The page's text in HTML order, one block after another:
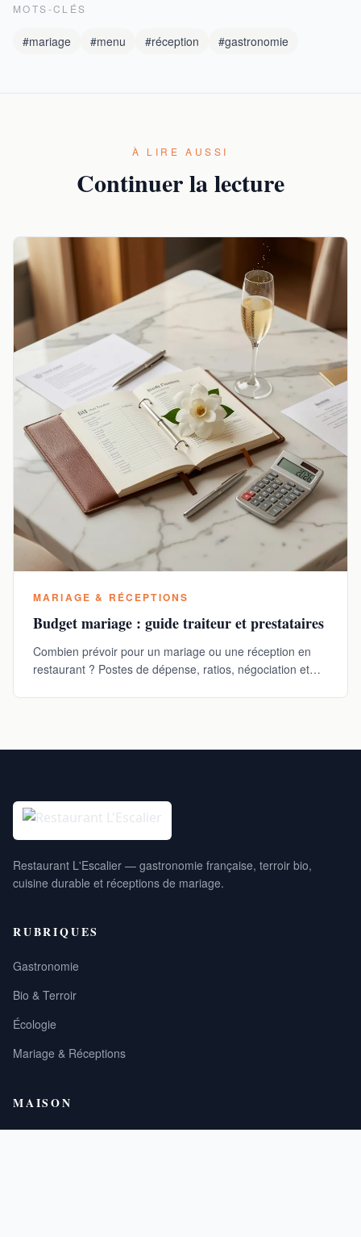
MOTS-CLÉS
#mariage #menu #réception #gastronomie
À LIRE AUSSI
Continuer la lecture
MARIAGE & RÉCEPTIONS
Budget mariage : guide traiteur et prestataires
Combien prévoir pour un mariage ou une réception en
restaurant ? Postes de dépense, ratios, négociation et
Restaurant L'Escalier — gastronomie française, terroir bio,
cuisine durable et réceptions de mariage.
RUBRIQUES
Gastronomie
Bio & Terroir
Écologie
Mariage & Réceptions
MAISON